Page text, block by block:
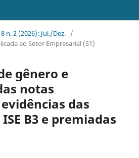
n. 2 (2026): Jul./Dez. /
ao Setor Empresarial (S1)
gênero e
notas
das
B3 e premiadas